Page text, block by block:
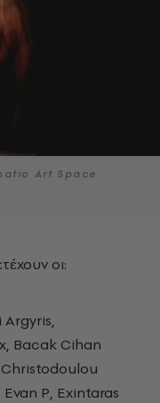
Art Space
οι:
Bacak Cihan
Christodoulou
P, Exintaras